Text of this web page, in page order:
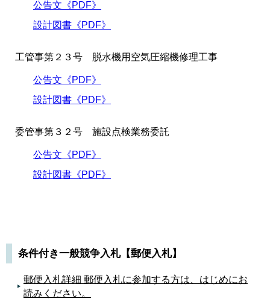
公告文《PDF》
設計図書《PDF》
工管事第２３号 脱水機用空気圧縮機修理工事
公告文《PDF》
設計図書《PDF》
委管事第３２号 施設点検業務委託
公告文《PDF》
設計図書《PDF》
条件付き一般競争入札【郵便入札】
郵便入札詳細 郵便入札に参加する方は、はじめにお
読みください。